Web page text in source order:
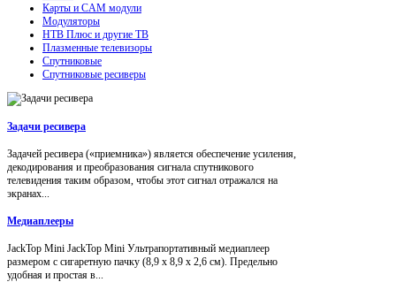
Карты и CAM модули
Модуляторы
НТВ Плюс и другие ТВ
Плазменные телевизоры
Спутниковые
Спутниковые ресиверы
Задачи ресивера
Задачей ресивера («приемника») является обеспечение усиления,
декодирования и преобразования сигнала спутникового
телевидения таким образом, чтобы этот сигнал отражался на
экранах...
Медиаплееры
JackTop Mini JackTop Mini Ультрапортативный медиаплеер
размером с сигаретную пачку (8,9 x 8,9 x 2,6 см). Предельно
удобная и простая в...